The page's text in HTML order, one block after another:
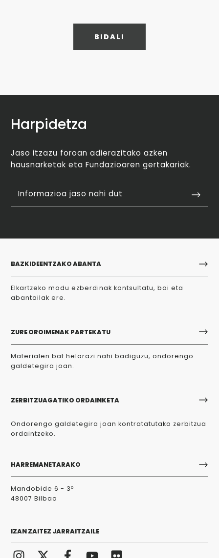
BIDALI
Harpidetza
Jaso itzazu foroan adierazitako azken
hausnarketak eta Fundazioaren gertakariak.
Informazioa jaso nahi dut
BAZKIDEENTZAKO ABANTA
Elkartzeko modu ezberdinak kontsultatu, bai eta
abantailak ere.
ZURE OROIMENAK PARTEKATU
Materialen bat helarazi nahi badiguzu, ondorengo
galdetegira joan.
ZERBITZUAGATIKO ORDAINKETA
Ondorengo galdetegira joan kontratatutako zerbitzua
ordaintzeko.
HARREMANETARAKO
Mandobide 6 - 3º
48007 Bilbao
IZAN ZAITEZ JARRAITZAILE